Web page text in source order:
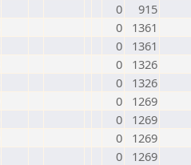
0
915
0
1361
0
1361
0
1326
0
1326
0
1269
0
1269
0
1269
0
1269